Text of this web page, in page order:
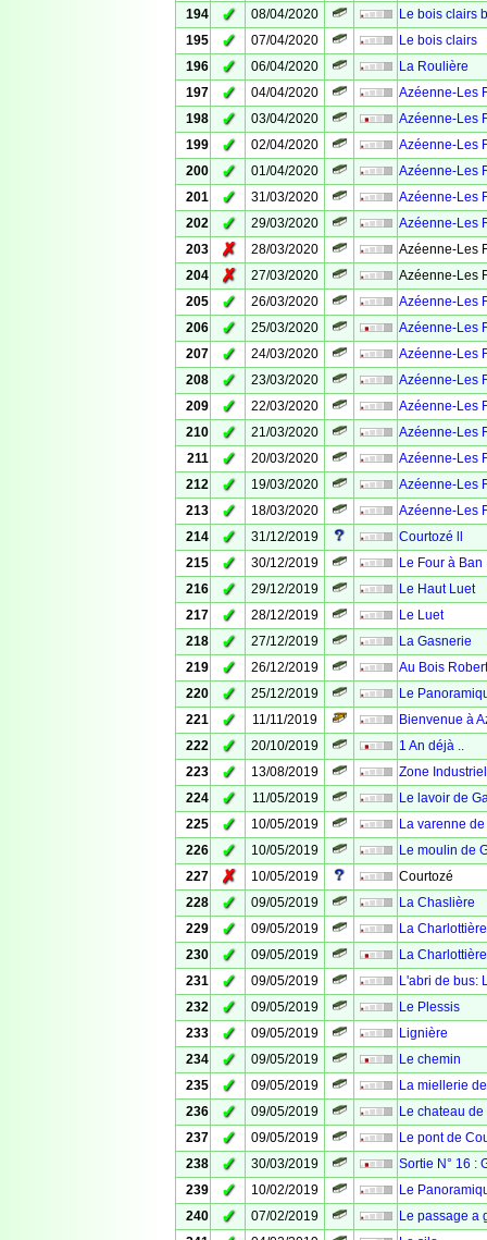
194
✓ 08/04/2020
Le bois clairs
195
✓ 07/04/2020
Le bois clairs
196
✓ 06/04/2020
La Roulière
197
✓ 04/04/2020
Azéenne-Les
198
✓ 03/04/2020
Azéenne-Les
199
✓ 02/04/2020
Azéenne-Les
200
✓ 01/04/2020
Azéenne-Les
201
✓ 31/03/2020
Azéenne-Les
202
✓ 29/03/2020
Azéenne-Les
203
✗ 28/03/2020
Azéenne-Les
204
✗ 27/03/2020
Azéenne-Les
205
✓ 26/03/2020
Azéenne-Les
206
✓ 25/03/2020
Azéenne-Les
207
✓ 24/03/2020
Azéenne-Les
208
✓ 23/03/2020
Azéenne-Les
209
✓ 22/03/2020
Azéenne-Les
210
✓ 21/03/2020
Azéenne-Les
211
✓ 20/03/2020
Azéenne-Les
212
✓ 19/03/2020
Azéenne-Les
213
✓ 18/03/2020
Azéenne-Les
214
✓ 31/12/2019
Courtozé ll
215
✓ 30/12/2019
Le Four à Ban
216
✓ 29/12/2019
Le Haut Luet
217
✓ 28/12/2019
Le Luet
218
✓ 27/12/2019
La Gasnerie
219
✓ 26/12/2019
Au Bois Robert
220
✓ 25/12/2019
Le
221
✓ 11/11/2019
Bienvenue à
222
✓ 20/10/2019
1 An déjà ..
223
✓ 13/08/2019
Zone
224
✓ 11/05/2019
Le lavoir de
225
✓ 10/05/2019
La varenne
226
✓ 10/05/2019
Le moulin de
227
✗ 10/05/2019
Courtozé
228
✓ 09/05/2019
La Chaslière
229
✓ 09/05/2019
La
230
✓ 09/05/2019
La
231
✓ 09/05/2019
L'abri de bus:
232
✓ 09/05/2019
Le Plessis
233
✓ 09/05/2019
Lignière
234
✓ 09/05/2019
Le chemin
235
✓ 09/05/2019
La miellerie
236
✓ 09/05/2019
Le chateau
237
✓ 09/05/2019
Le pont de
238
✓ 30/03/2019
Sortie N° 16 :
239
✓ 10/02/2019
Le
240
✓ 07/02/2019
Le passage a